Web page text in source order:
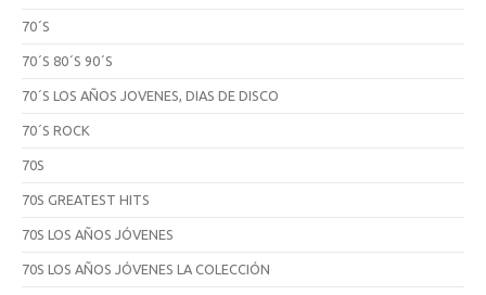
70´S
70´S 80´S 90´S
70´S LOS AÑOS JOVENES, DIAS DE DISCO
70´S ROCK
70S
70S GREATEST HITS
70S LOS AÑOS JÓVENES
70S LOS AÑOS JÓVENES LA COLECCIÓN